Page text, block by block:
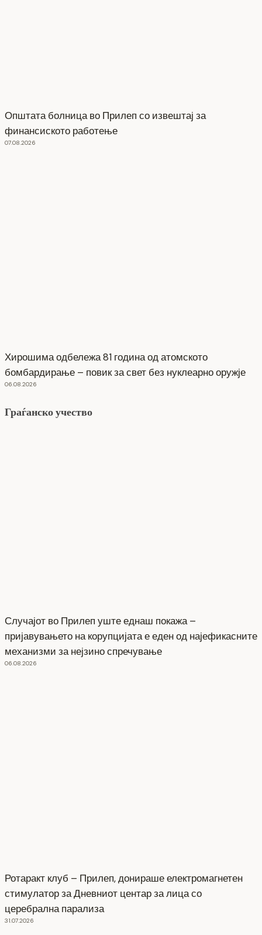
Општата болница во Прилеп со извештај за
финансиското работење
07.08.2026
Хирошима одбележа 81 година од атомското
бомбардирање – повик за свет без нуклеарно оружје
06.08.2026
Граѓанско учество
Случајот во Прилеп уште еднаш покажа –
пријавувањето на корупцијата е еден од најефикасните
механизми за нејзино спречување
06.08.2026
Ротаракт клуб – Прилеп, донираше електромагнетен
стимулатор за Дневниот центар за лица со
церебрална парализа
31.07.2026